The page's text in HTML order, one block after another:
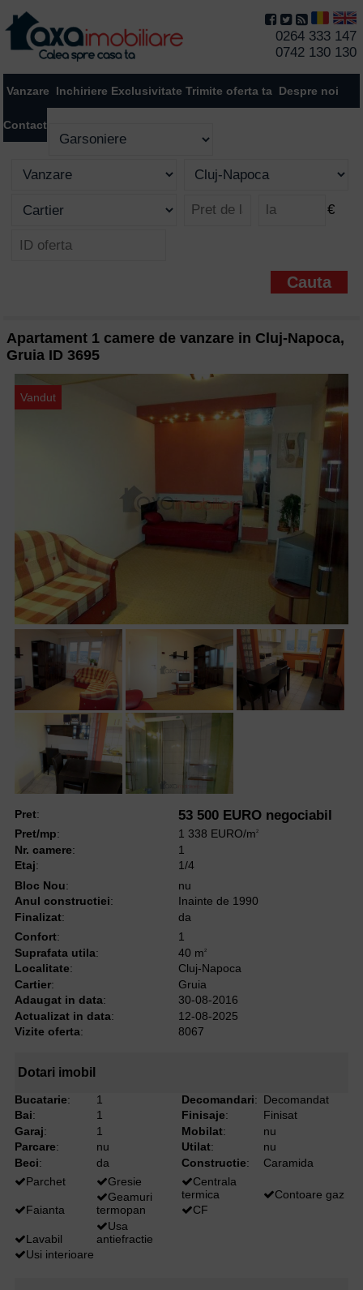
0264 333 147
0742 130 130
Vanzare Inchiriere Exclusivitate Trimite oferta ta Despre noi
Contact
€
Apartament 1 camere de vanzare in Cluj-Napoca,
Gruia ID 3695
Vandut
Pret: 53 500 EURO negociabil
Pret/mp: 1 338 EURO/m2
Nr. camere:
1
Etaj:
1/4
Bloc Nou:
nu
Anul constructiei:
Inainte de 1990
Finalizat:
da
Confort:
1
Suprafata utila: 40 m2
Localitate:
Cluj-Napoca
Cartier:
Gruia
Adaugat in data:
30-08-2016
Actualizat in data:
12-08-2025
Vizite oferta: 8067
Dotari imobil
Bucatarie:
1
Bai:
1
Garaj:
1
Parcare:
nu
Beci: da
Decomandari: Decomandat
Finisaje:
Finisat
Mobilat:
nu
Utilat:
nu
Constructie:
Caramida
Parchet
Gresie
Faianta
Geamuri
termopan
Lavabil
Usa
antiefractie
Usi interioare
Centrala
termica
Contoare gaz
CF